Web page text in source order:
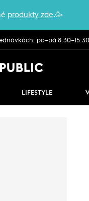
produkty zde.🥳
po–pá 8:30–15:30
LIFESTYLE